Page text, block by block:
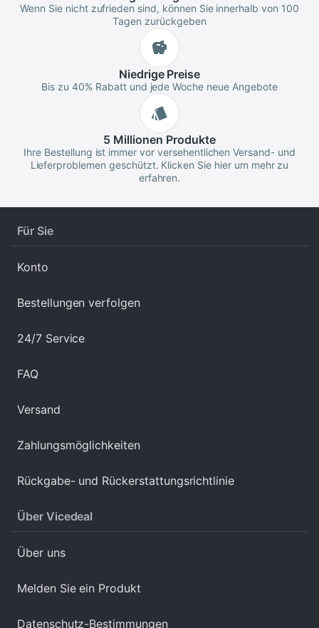
Wenn Sie nicht zufrieden sind, können Sie innerhalb von 100
Tagen zurückgeben
NiedrigePreise
Bis zu 40% Rabatt und jede Woche neue Angebote
5 Millionen Produkte
Ihre Bestellung ist immer vor versehentlichen Versand- und
Lieferproblemen geschützt. Klicken Sie hier um mehr zu
erfahren.
Für Sie
Konto
Bestellungen verfolgen
24/7 Service
FAQ
Versand
Zahlungsmöglichkeiten
Rückgabe- und Rückerstattungsrichtlinie
Über Vicedeal
Über uns
Melden Sie ein Produkt
Datenschutz-Bestimmungen